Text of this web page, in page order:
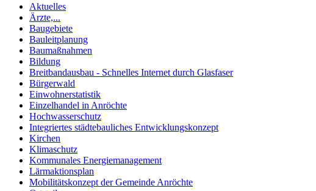
Aktuelles
Ärzte,...
Baugebiete
Bauleitplanung
Baumaßnahmen
Bildung
Breitbandausbau - Schnelles Internet durch Glasfaser
Bürgerwald
Einwohnerstatistik
Einzelhandel in Anröchte
Hochwasserschutz
Integriertes städtebauliches Entwicklungskonzept
Kirchen
Klimaschutz
Kommunales Energiemanagement
Lärmaktionsplan
Mobilitätskonzept der Gemeinde Anröchte